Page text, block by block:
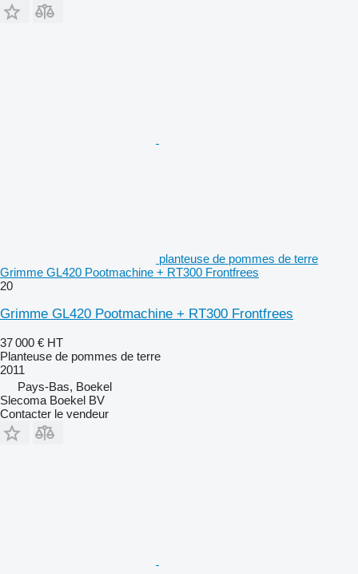
planteuse de pommes de terre
Grimme GL420 Pootmachine + RT300 Frontfrees
20
Grimme GL420 Pootmachine + RT300 Frontfrees
37 000 € HT
Planteuse de pommes de terre
2011
Pays-Bas, Boekel
Slecoma Boekel BV
Contacter le vendeur